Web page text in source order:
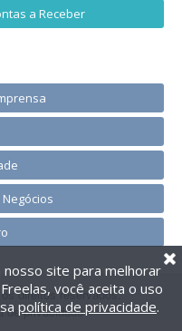
a Receber
direitos reservados.
de privacidade
site para melhorar
você aceita o uso
política de privacidade.